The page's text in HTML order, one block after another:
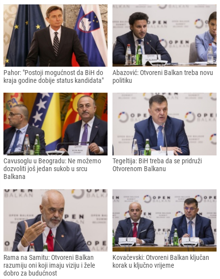
Pahor: "Postoji mogućnost da BiH do
kraja godine dobije status kandidata"
Abazović: Otvoreni Balkan treba novu
politiku
Cavusoglu u Beogradu: Ne možemo
dozvoliti još jedan sukob u srcu
Balkana
Tegeltija: BiH treba da se pridruži
Otvorenom Balkanu
Rama na Samitu: Otvoreni Balkan
razumiju oni koji imaju viziju i žele
dobro za budućnost
Kovačevski: Otvoreni Balkan ključan
korak u ključno vrijeme